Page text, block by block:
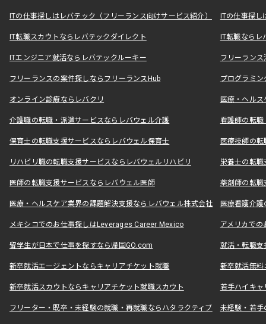
ITの仕事探しはレバテック（フリーランス向けサービス紹介） ITの仕事探
IT転職スカウトならレバテックダイレクト IT転職なら
ITエンジニア就活ならレバテックルーキー フリーラン
フリーランスの案件探しならフリーランスHub プログラミ
オンライン診療ならレバクリ 医療・ヘル
介護職の転職・派遣サービスならレバウェル介護 看護師の転
保育士の転職支援サービスならレバウェル保育士 医療技師の
リハビリ職の転職支援サービスならレバウェルリハビリ 栄養士の転
医師の転職支援サービスならレバウェル医師 薬剤師の転
医療・ヘルスケア業界の課題解決支援ならレバウェル株式会社 医療看護介
メキシコでのお仕事探しはLeverages Career Mexico アメリカで
留学生が日本で仕事を探すなら帰国GO.com 就活・転職
新卒就活エージェントならキャリアチケット就職 新卒就活無料
新卒就活スカウトならキャリアチケット就職スカウト 若手ハイキ
フリーター・既卒・未経験の就職・再就職ならハタラクティブ 未経験・若手